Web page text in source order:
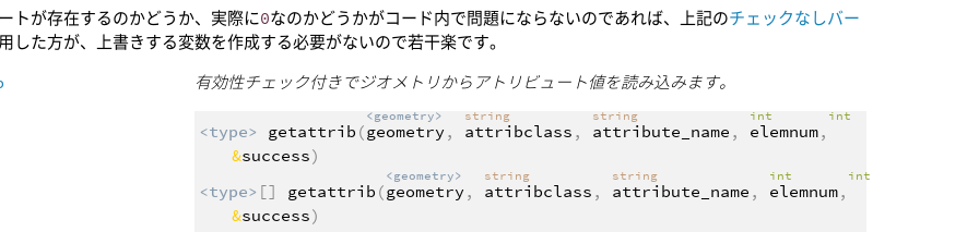
トが存在するのかどうか、実際に0なのかどうかがコード内で問題にならないのであれば、上記のチェックなしバー
した方が、上書きする変数を作成する必要がないので若干楽です。
有効性チェック付きでジオメトリからアトリビュート値を読み込みます。
<type> getattrib (
<geometry>
geometry ,
string
attribclass ,
string
attribute_name ,
int
elemnum,
int
&success)
<type> [] getattrib (
<geometry>
geometry ,
string
attribclass ,
string
attribute_name ,
int
elemnum,
int
&success)